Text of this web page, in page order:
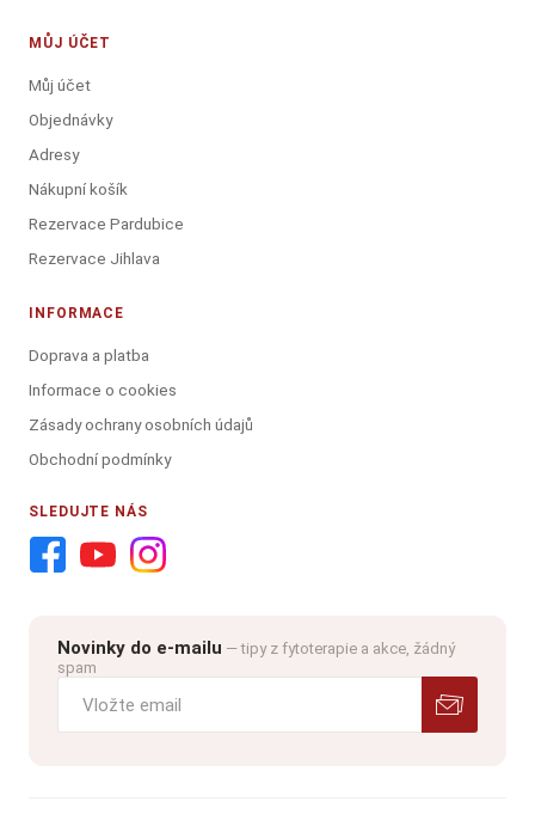
MŮJ ÚČET
Můj účet
Objednávky
Adresy
Nákupní košík
Rezervace Pardubice
Rezervace Jihlava
INFORMACE
Doprava a platba
Informace o cookies
Zásady ochrany osobních údajů
Obchodní podmínky
SLEDUJTE NÁS
Novinky do e-mailu — tipy z fytoterapie a akce, žádný
spam